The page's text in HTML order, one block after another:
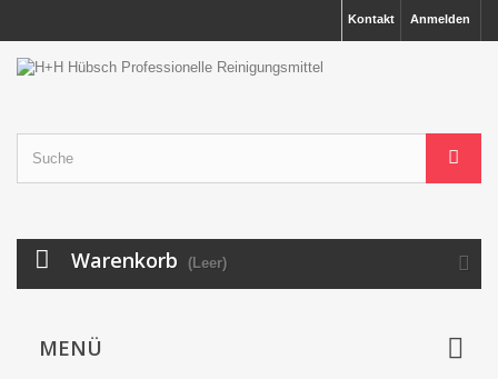
Anmelden
Kontakt
Warenkorb (Leer)
MENÜ